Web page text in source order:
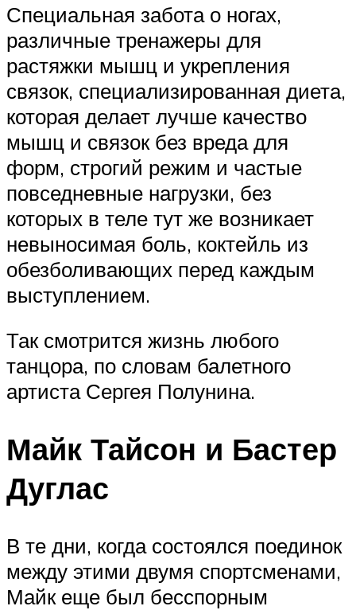
Специальная забота о ногах,
различные тренажеры для
растяжки мышц и укрепления
связок, специализированная диета,
которая делает лучше качество
мышц и связок без вреда для
форм, строгий режим и частые
повседневные нагрузки, без
которых в теле тут же возникает
невыносимая боль, коктейль из
обезболивающих перед каждым
выступлением.
Так смотрится жизнь любого
танцора, по словам балетного
артиста Сергея Полунина.
Майк Тайсон и Бастер
Дуглас
В те дни, когда состоялся поединок
между этими двумя спортсменами,
Майк еще был бесспорным